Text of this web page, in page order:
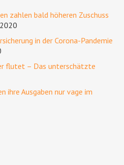
zahlen bald höheren Zuschuss
in der Corona-Pandemie
flutet – Das unterschätzte
ihre Ausgaben nur vage im